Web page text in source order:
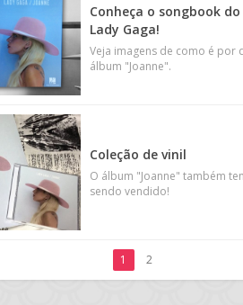
Conheça o songbook
Lady Gaga!
Veja imagens de como é
álbum "Joanne".
Coleção de vinil
O álbum "Joanne" também
sendo vendido!
1 2